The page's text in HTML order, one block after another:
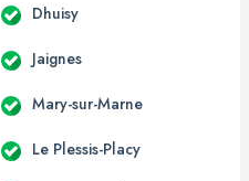
Dhuisy
Jaignes
Mary-sur-Marne
Le Plessis-Placy